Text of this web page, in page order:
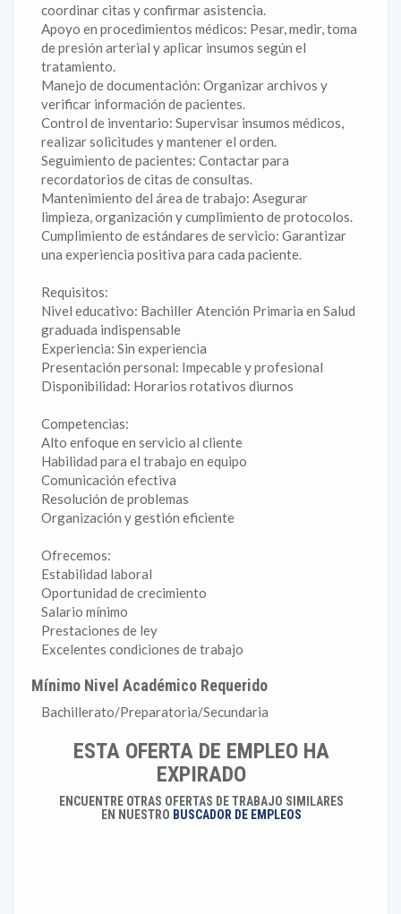
coordinar citas y confirmar asistencia.
Apoyo en procedimientos médicos: Pesar, medir, toma
de presión arterial y aplicar insumos según el
tratamiento.
Manejo de documentación: Organizar archivos y
verificar información de pacientes.
Control de inventario: Supervisar insumos médicos,
realizar solicitudes y mantener el orden.
Seguimiento de pacientes: Contactar para
recordatorios de citas de consultas.
Mantenimiento del área de trabajo: Asegurar
limpieza, organización y cumplimiento de protocolos.
Cumplimiento de estándares de servicio: Garantizar
una experiencia positiva para cada paciente.
Requisitos:
Nivel educativo: Bachiller Atención Primaria en Salud
graduada indispensable
Experiencia: Sin experiencia
Presentación personal: Impecable y profesional
Disponibilidad: Horarios rotativos diurnos
Competencias:
Alto enfoque en servicio al cliente
Habilidad para el trabajo en equipo
Comunicación efectiva
Resolución de problemas
Organización y gestión eficiente
Ofrecemos:
Estabilidad laboral
Oportunidad de crecimiento
Salario mínimo
Prestaciones de ley
Excelentes condiciones de trabajo
Mínimo Nivel Académico Requerido
Bachillerato/Preparatoria/Secundaria
ESTA OFERTA DE EMPLEO HA
EXPIRADO
ENCUENTRE OTRAS OFERTAS DE TRABAJO SIMILARES
EN NUESTRO BUSCADOR DE EMPLEOS